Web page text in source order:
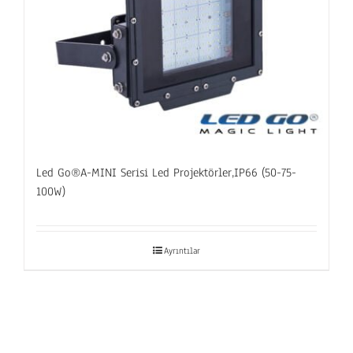
Led Go®A-MINI Serisi Led Projektörler,IP66 (50-75-
100W)
Ayrıntılar